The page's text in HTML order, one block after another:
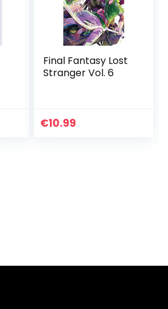
Final Fantasy Lost
Stranger Vol. 6
€10.99